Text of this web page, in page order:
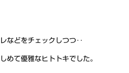
などをチェックしつつ‥
めて優雅なヒトトキでした。